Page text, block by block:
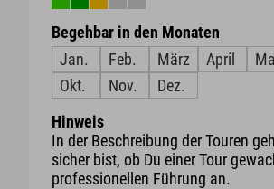
Begehbar in den Monaten
Jan.
Feb. März April
Okt.
Nov. Dez.
Hinweis
In der Beschreibung der Touren
sicher bist, ob Du einer Tour
professionellen Führung an.